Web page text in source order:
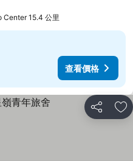
Center 15.4 公里
查看價格
分享 放